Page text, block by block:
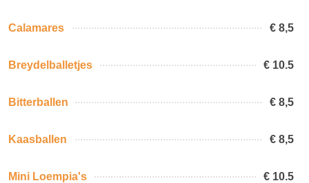
Calamares € 8,5
Breydelballetjes € 10.5
Bitterballen € 8,5
Kaasballen € 8,5
Mini Loempia's € 10.5